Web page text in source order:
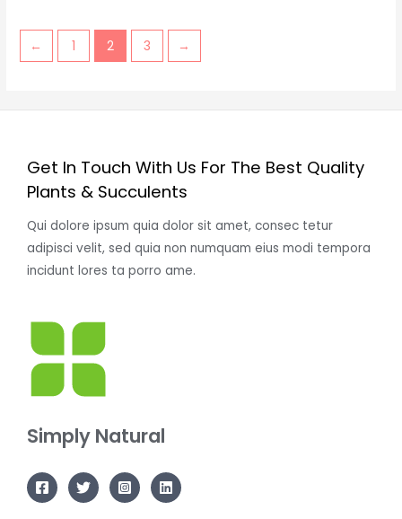
← 1 2 3 →
Get In Touch With Us For The Best Quality
Plants & Succulents
Qui dolore ipsum quia dolor sit amet, consec tetur
adipisci velit, sed quia non numquam eius modi tempora
incidunt lores ta porro ame.
Simply Natural